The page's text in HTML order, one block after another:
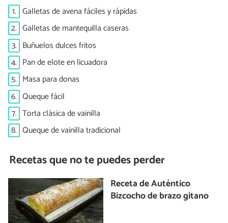
1. Galletas de avena fáciles y rápidas
2. Galletas de mantequilla caseras
3. Buñuelos dulces fritos
4. Pan de elote en licuadora
5. Masa para donas
6. Queque fácil
7. Torta clásica de vainilla
8. Queque de vainilla tradicional
Recetas que no te puedes perder
Receta de Auténtico
Bizcocho de brazo gitano